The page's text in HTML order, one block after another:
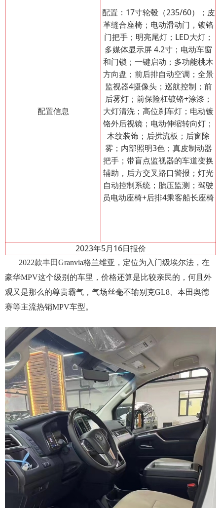
配置信息
配置：17寸轮毂（235/60）；皮
革缝合座椅；电动滑动门，镀铬
门把手；明亮尾灯；LED大灯；
多媒体显示屏 4.2寸；电动车窗
和门锁；一键启动；多功能桃木
方向盘；前后排自动空调；全景
监视器4摄像头；巡航控制；前
后雾灯；前保险杠镀铬+涂漆；
大灯清洗；高位刹车灯；电动镀
铬外后视镜；电动伸缩转向灯；
木纹装饰；后扰流板；后窗除
雾；内部照明3色；真皮制动器
把手；带盲点监视器的车道变换
辅助，后方交叉路口警报；灯光
自动控制系统；胎压监测；驾驶
员电动座椅+后排4乘客船长座椅
2023年5月16日报价
2022款丰田Granvia格兰维亚，定位为入门级埃尔法，在
豪华MPV这个级别的车里，价格还算是比较亲民的，何且外
观又是那么的尊贵霸气，气场丝毫不输别克GL8、本田奥德
赛等主流热销MPV车型。